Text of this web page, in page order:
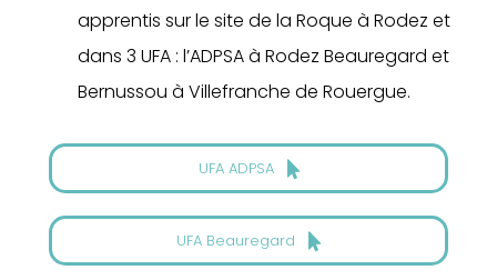
apprentis sur le site de la Roque à Rodez et
dans 3 UFA : l’ADPSA à Rodez Beauregard et
Bernussou à Villefranche de Rouergue.
UFA ADPSA
UFA Beauregard